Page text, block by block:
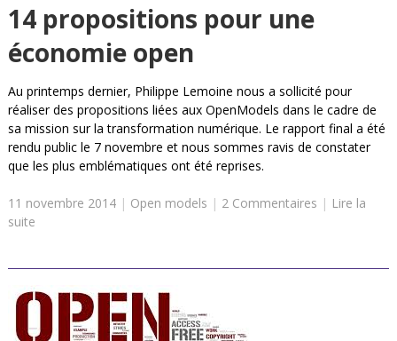
14 propositions pour une
économie open
Au printemps dernier, Philippe Lemoine nous a sollicité pour
réaliser des propositions liées aux OpenModels dans le cadre de
sa mission sur la transformation numérique. Le rapport final a été
rendu public le 7 novembre et nous sommes ravis de constater
que les plus emblématiques ont été reprises.
11 novembre 2014| Open models | 2 Commentaires | Lire la
suite